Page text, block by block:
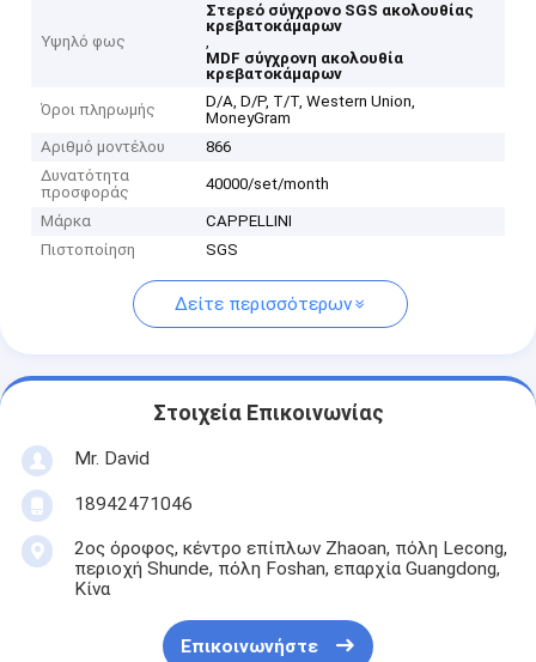
Υψηλό φως
Στερεό σύγχρονο SGS ακολουθίας
κρεβατοκάμαρων
,
MDF σύγχρονη ακολουθία
κρεβατοκάμαρων
Όροι πληρωμής
D/A, D/P, T/T, Western Union,
MoneyGram
Αριθμό μοντέλου
866
Δυνατότητα
προσφοράς
40000/set/month
Μάρκα
CAPPELLINI
Πιστοποίηση
SGS
Δείτε περισσότερων
Στοιχεία Επικοινωνίας
Mr. David
18942471046
2ος όροφος, κέντρο επίπλων Zhaoan, πόλη Lecong,
περιοχή Shunde, πόλη Foshan, επαρχία Guangdong,
Κίνα
Επικοινωνήστε